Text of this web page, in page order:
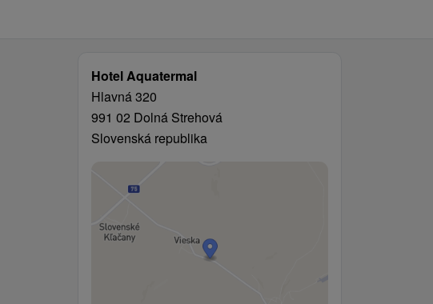
Hotel Aquatermal
Hlavná 320
991 02 Dolná Strehová
Slovenská republika